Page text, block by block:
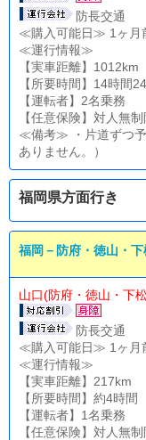
防長交通
≪購入可能日≫ 1ヶ月
≪運行情報≫
【実車距離】1012km
【所要時間】14時間
【運転者】2名乗務
【任意保険】対人無制
≪備考≫ ・片道ずつ予
ありません。）
福岡県方面行き
福岡－防府・徳山・下
山口(防府・徳山・下
防長交通
≪購入可能日≫ 1ヶ月
≪運行情報≫
【実車距離】217km
【所要時間】約4時間
【運転者】1名乗務
【任意保険】対人無制